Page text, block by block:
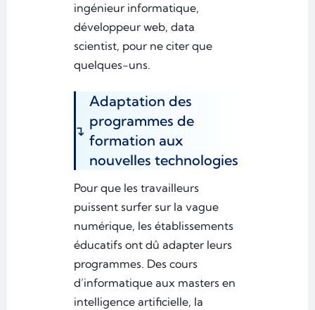
ingénieur informatique,
développeur web, data
scientist, pour ne citer que
quelques-uns.
Adaptation des
programmes de
formation aux
nouvelles technologies
Pour que les travailleurs
puissent surfer sur la vague
numérique, les établissements
éducatifs ont dû adapter leurs
programmes. Des cours
d’informatique aux masters en
intelligence artificielle, la